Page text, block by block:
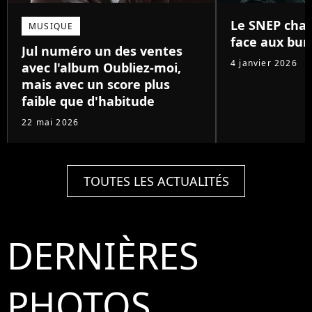
MUSIQUE
Jul numéro un des ventes
avec l'album Oubliez-moi,
mais avec un score plus
faible que d'habitude
22 mai 2026
Le SNEP
face aux
4 janvier 2026
TOUTES LES ACTUALITÉS
DERNIÈRES